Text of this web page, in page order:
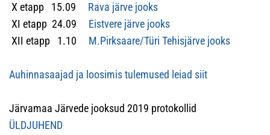
X etapp 15.09 Rava järve jooks
XI etapp 24.09 Eistvere järve jooks
XII etapp 1.10 M.Pirksaare/Türi Tehisjärve jooks
Auhinnasaajad ja loosimis tulemused leiad siit
Järvamaa Järvede jooksud 2019 protokollid
ÜLDJUHEND